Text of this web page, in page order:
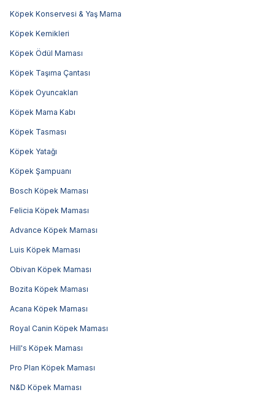
Köpek Konservesi & Yaş Mama
Köpek Kemikleri
Köpek Ödül Maması
Köpek Taşıma Çantası
Köpek Oyuncakları
Köpek Mama Kabı
Köpek Tasması
Köpek Yatağı
Köpek Şampuanı
Bosch Köpek Maması
Felicia Köpek Maması
Advance Köpek Maması
Luis Köpek Maması
Obivan Köpek Maması
Bozita Köpek Maması
Acana Köpek Maması
Royal Canin Köpek Maması
Hill's Köpek Maması
Pro Plan Köpek Maması
N&D Köpek Maması